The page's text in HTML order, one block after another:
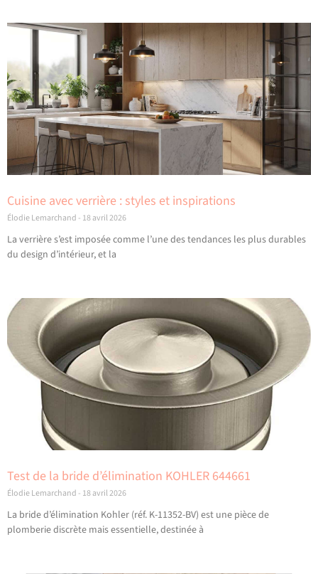
Cuisine avec verrière : styles et inspirations
Élodie Lemarchand 18 avril 2026
La verrière s’est imposée comme l’une des tendances les plus durables
du design d’intérieur, et la
Test de la bride d’élimination KOHLER 644661
Élodie Lemarchand 18 avril 2026
La bride d’élimination Kohler (réf. K-11352-BV) est une pièce de
plomberie discrète mais essentielle, destinée à